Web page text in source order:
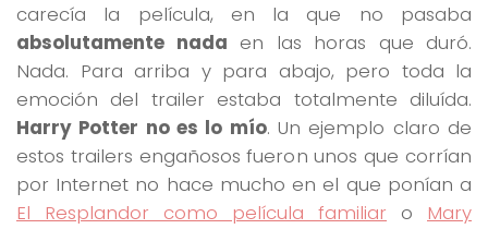
carecía la película, en la que no pasaba
absolutamente nada en las horas que duró.
Nada. Para arriba y para abajo, pero toda la
emoción del trailer estaba totalmente diluída.
Harry Potter no es lo mío. Un ejemplo claro de
estos trailers engañosos fueron unos que corrían
por Internet no hace mucho en el que ponían a
El Resplandor como película familiar o Mary